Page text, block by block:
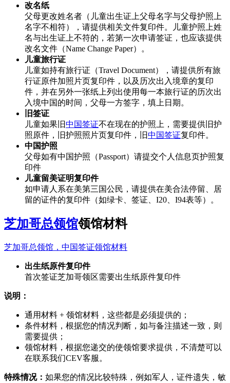
改名纸
父母更改姓名者（儿童出生证上父母名字与父母护照上
名字不相符），请提供相关文件复印件。儿童护照上姓
名与出生证上不符的，若第一次申请签证，也应该提供
改名文件（Name Change Paper）。
儿童旅行证
儿童如持有旅行证（Travel Document），请提供所有旅
行证原件加照片页复印件，以及历次出入境章的复印
件，并在另外一张纸上列出使用每一本旅行证的历次出
入境中国的时间，父母一方签字，填上日期。
旧签证
儿童如果旧中国签证不在现在的护照上，需要提供旧护
照原件，旧护照照片页复印件，旧中国签证复印件。
中国护照
父母如有中国护照（Passport）请提交个人信息页护照复
印件
儿童留美证明复印件
如申请人系在美第三国公民，请提供在美合法停留、居
留的证件的复印件（如绿卡、签证、I20、I94表等）。
芝加哥总领馆领馆材料
芝加哥总领馆，中国签证领馆材料
出生纸原件复印件
首次签证芝加哥领区需要出生纸原件复印件
说明：
通用材料 + 领馆材料，这些都是必须提供的；
条件材料，根据您的情况判断，如与备注描述一致，则
需要提供；
领馆材料，根据您递交的使领馆要求提供，不清楚可以
在联系我们CEV客服。
特殊情况： 如果您的情况比较特殊，例如军人，证件遗失，敏